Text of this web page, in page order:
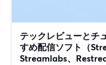
テックレビューとチ
すめ配信ソフト（
Streamlabs、